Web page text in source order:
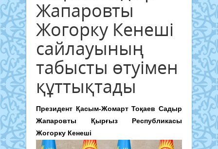
Жапаровты
Жогорку Кенеші
сайлауының
табысты өтуімен
құттықтады
Президент Қасым-Жомарт Тоқаев Садыр
Жапаровты Қырғыз Республикасы
Жогорку Кенеші